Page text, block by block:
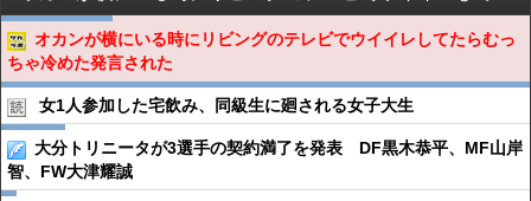
オカンが横にいる時にリビングのテレビでウイイレしてたらむっ
ちゃ冷めた発言された
女1人参加した宅飲み、同級生に廻される女子大生
大分トリニータが3選手の契約満了を発表 DF黒木恭平、MF山岸
智、FW大津耀誠